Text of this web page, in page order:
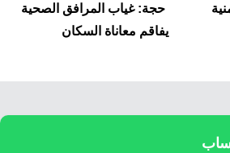
حجة: غياب المرافق الصحية
يفاقم معاناة السكان